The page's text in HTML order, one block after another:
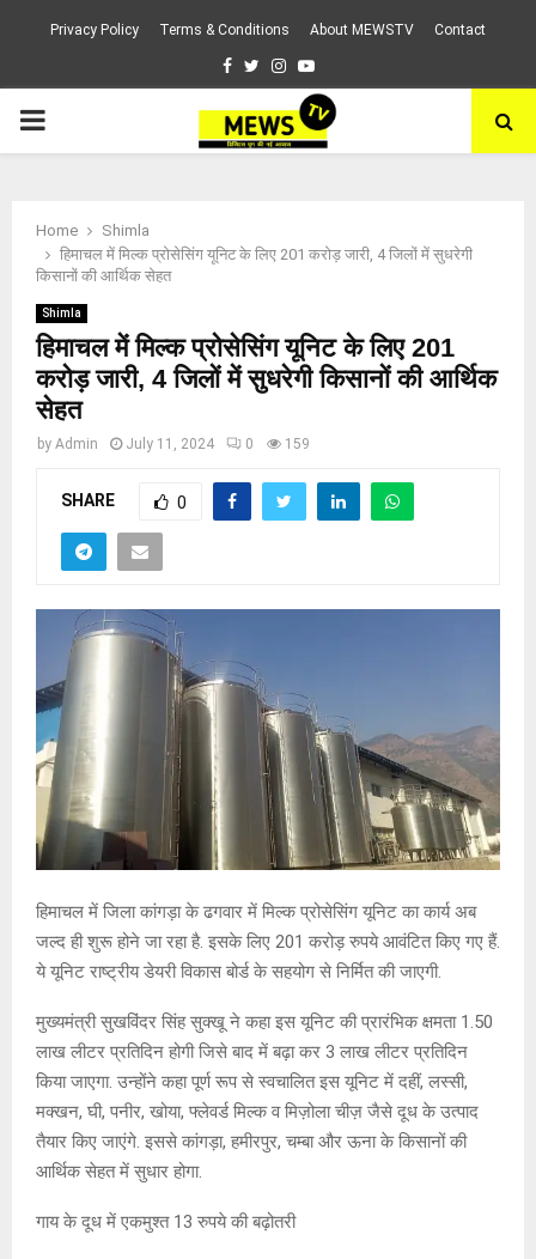
Privacy Policy Terms & Conditions About MEWSTV Contact
Facebook
TwitterInstagram
Youtube
PRIMARY
Home
Shimla
हिमाचल में मिल्क प्रोसेसिंग यूनिट के लिए 201 करोड़ जारी, 4 जिलों में सुधरेगी
किसानों की आर्थिक सेहत
Shimla
हिमाचल में मिल्क प्रोसेसिंग यूनिट के लिए 201
करोड़ जारी, 4 जिलों में सुधरेगी किसानों की आर्थिक
सेहत
by Admin July 11, 2024 0 159
SHARE 0
हिमाचल में जिला कांगड़ा के ढगवार में मिल्क प्रोसेसिंग यूनिट का कार्य अब
जल्द ही शुरू होने जा रहा है. इसके लिए 201 करोड़ रुपये आवंटित किए गए हैं.
ये यूनिट राष्ट्रीय डेयरी विकास बोर्ड के सहयोग से निर्मित की जाएगी.
मुख्यमंत्री सुखविंदर सिंह सुक्खू ने कहा इस यूनिट की प्रारंभिक क्षमता 1.50
लाख लीटर प्रतिदिन होगी जिसे बाद में बढ़ा कर 3 लाख लीटर प्रतिदिन
किया जाएगा. उन्होंने कहा पूर्ण रूप से स्वचालित इस यूनिट में दहीं, लस्सी,
मक्खन, घी, पनीर, खोया, फ्लेवर्ड मिल्क व मिज़ोला चीज़ जैसे दूध के उत्पाद
तैयार किए जाएंगे. इससे कांगड़ा, हमीरपुर, चम्बा और ऊना के किसानों की
आर्थिक सेहत में सुधार होगा.
गाय के दूध में एकमुश्त 13 रुपये की बढ़ोतरी